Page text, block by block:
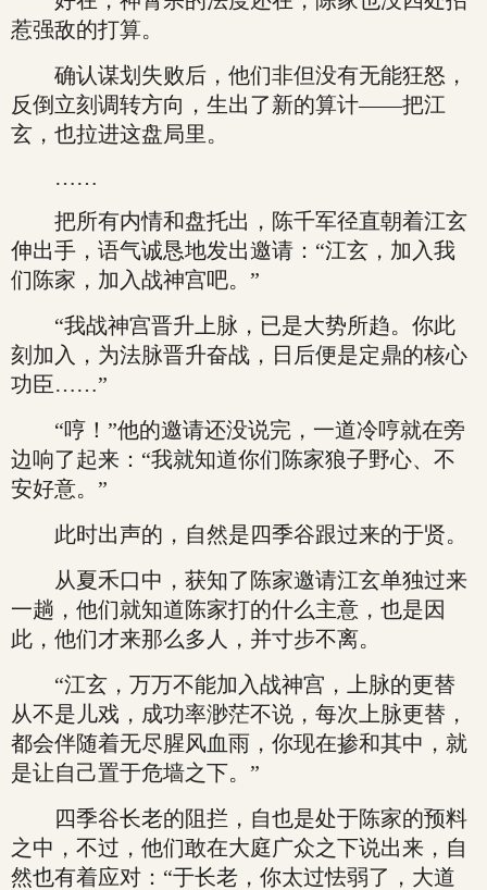
惹强敌的打算。
确认谋划失败后，他们非但没有无能狂怒，
反倒立刻调转方向，生出了新的算计——把江
玄，也拉进这盘局里。
……
把所有内情和盘托出，陈千军径直朝着江玄
伸出手，语气诚恳地发出邀请：“江玄，加入我
们陈家，加入战神宫吧。”
“我战神宫晋升上脉，已是大势所趋。你此
刻加入，为法脉晋升奋战，日后便是定鼎的核心
功臣……”
“哼！”他的邀请还没说完，一道冷哼就在旁
边响了起来：“我就知道你们陈家狼子野心、不
安好意。”
此时出声的，自然是四季谷跟过来的于贤。
从夏禾口中，获知了陈家邀请江玄单独过来
一趟，他们就知道陈家打的什么主意，也是因
此，他们才来那么多人，并寸步不离。
“江玄，万万不能加入战神宫，上脉的更替
从不是儿戏，成功率渺茫不说，每次上脉更替，
都会伴随着无尽腥风血雨，你现在掺和其中，就
是让自己置于危墙之下。”
四季谷长老的阻拦，自也是处于陈家的预料
之中，不过，他们敢在大庭广众之下说出来，自
然也有着应对：“于长老，你太过怯弱了，大道